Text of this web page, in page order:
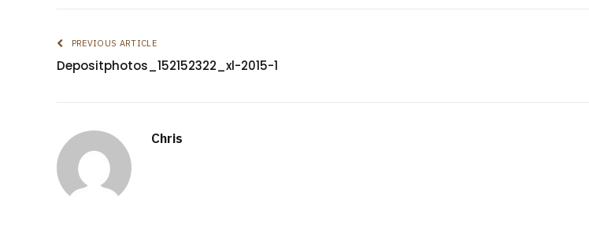
PREVIOUS ARTICLE
Depositphotos_152152322_xl-2015-1
Chris